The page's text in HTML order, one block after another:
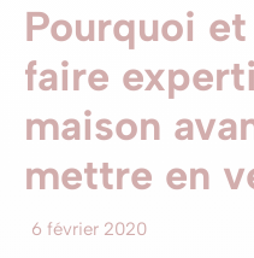
Pourquoi
faire
maison
mettre en
6 février 2020